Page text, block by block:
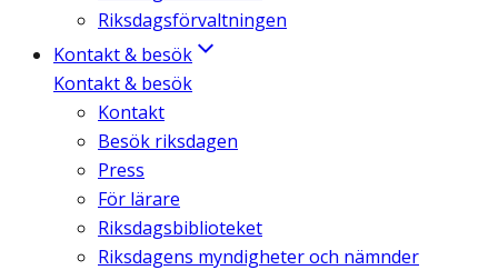
Riksdagsförvaltningen
Kontakt & besök
Kontakt & besök
Kontakt
Besök riksdagen
Press
För lärare
Riksdagsbiblioteket
Riksdagens myndigheter och nämnder